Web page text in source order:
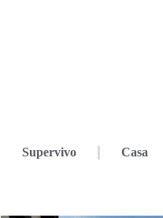
Supervivo Casa